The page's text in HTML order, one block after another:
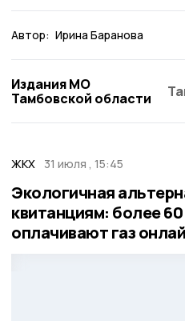
Автор: Ирина Баранова
Издания МО
Тамбовской области
ЖКХ 31 июля , 15:45
Экологичная
квитанциям: более
оплачивают газ